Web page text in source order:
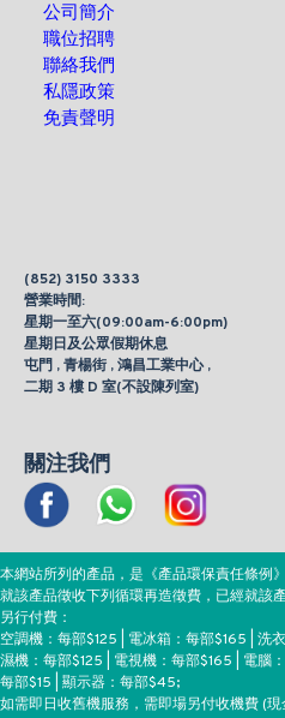
公司簡介
職位招聘
聯絡我們
私隱政策
免責聲明
(852) 3150 3333
營業時間:
星期一至六(09:00am-6:00pm)
星期日及公眾假期休息
屯門 , 青楊街 , 鴻昌工業中心 ,
二期 3 樓 D 室(不設陳列室)
關注我們
本網站所列的產品，是《產品環保責任條例
就該產品徵收下列循環再造徵費，已經就該
另行付費：
空調機：每部$125 | 電冰箱：每部$165 | 洗
濕機：每部$125 | 電視機：每部$165 | 電腦
每部$15 | 顯示器：每部$45;
如需即日收舊機服務，需即場另付收機費 (現